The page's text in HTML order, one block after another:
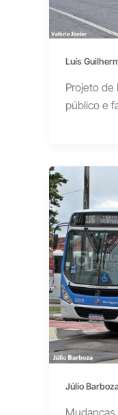
Luís
Projeto de
público e
Júlio